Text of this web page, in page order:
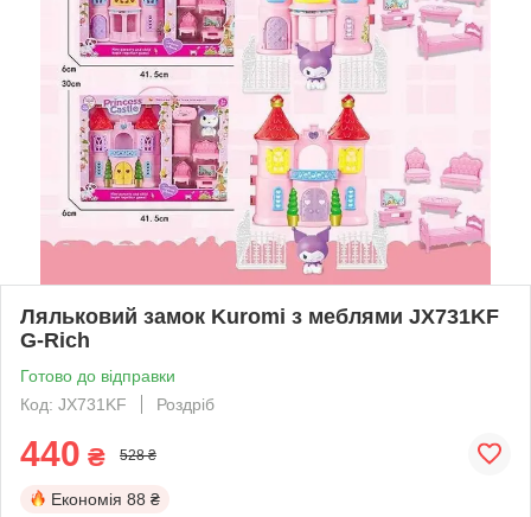
Ляльковий замок Kuromi з меблями JX731KF
G-Rich
Готово до відправки
Код: JX731KF
Роздріб
440 ₴ 528 ₴
Економія 88 ₴